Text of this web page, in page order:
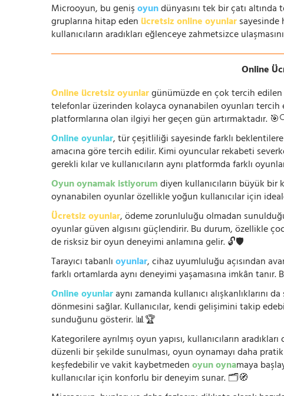
Microoyun, bu genişoyundünyasını tek bir çatı
gruplarına hitap eden ücretsiz online oyunlarsayesinde
kullanıcıların aradıkları eğlenceye zahmetsizce
Online
Online ücretsiz oyunlargünümüzde en çok tercih
telefonlar üzerinden kolayca oynanabilen oyunları tercih
platformlarına olan ilgiyi her geçen gün artırmaktadır.
Online oyunlar, tür çeşitliliği sayesinde farklı
amacına göre tercih edilir. Kimi oyuncular rekabeti
gerekli kılar ve kullanıcıların aynı platformda farklı
Oyun oynamak istiyorumdiyen kullanıcıların büyük bir
oynanabilen oyunlar özellikle yoğun kullanıcılar için
Ücretsiz oyunlar, ödeme zorunluluğu olmadan
oyunlar güven algısını güçlendirir. Bu durum, özellikle
de risksiz bir oyun deneyimi anlamına gelir. 🔓🛡️
Tarayıcı tabanlıoyunlar, cihaz uyumluluğu açısından
farklı ortamlarda aynı deneyimi yaşamasına imkân
Online oyunlaraynı zamanda kullanıcı
dönmesini sağlar. Kullanıcılar, kendi gelişimini takip
sunduğunu gösterir. 📊🏆
Kategorilere ayrılmış oyun yapısı, kullanıcıların
düzenli bir şekilde sunulması, oyun oynamayı daha
keşfedebilir ve vakit kaybetmedenoyun oynamaya
kullanıcılar için konforlu bir deneyim sunar. 🗂️🧭